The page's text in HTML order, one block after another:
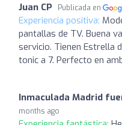
Juan CP Publicada en
Experiencia positiva:
pantallas de TV. Buena
servicio. Tienen Estrella
tonic a 7. Perfecto en
Inmaculada Madrid
months ago